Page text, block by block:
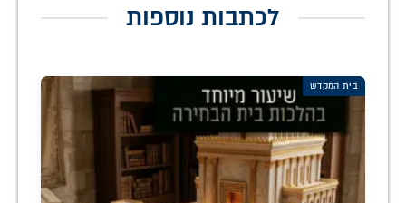
לכתבות נוספות
בית המקדש